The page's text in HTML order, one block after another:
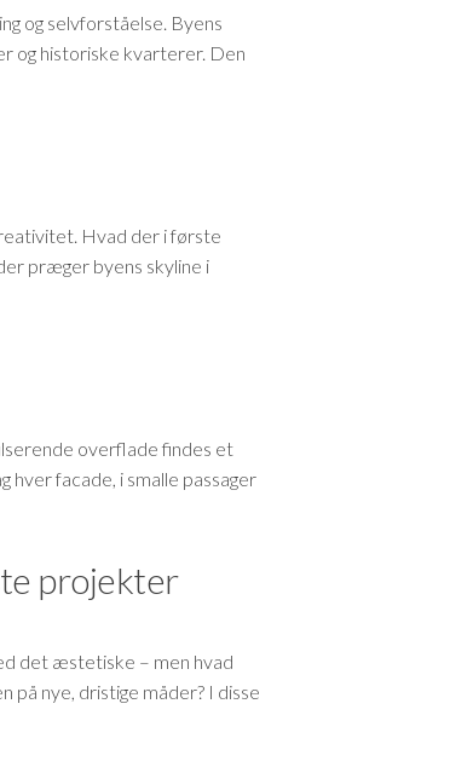
og selvforståelse. Byens
og historiske kvarterer. Den
Hvad der i første
præger byens skyline i
overflade findes et
facade, i smalle passager
projekter
det æstetiske – men hvad
på nye, dristige måder? I disse